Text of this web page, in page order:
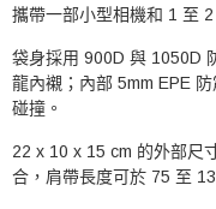
攜帶一部小型相機和 1 至
袋身採用 900D 與 1050D
龍內襯；內部 5mm EPE
碰撞。
22 x 10 x 15 cm 的外部尺
合，肩帶長度可於 75 至